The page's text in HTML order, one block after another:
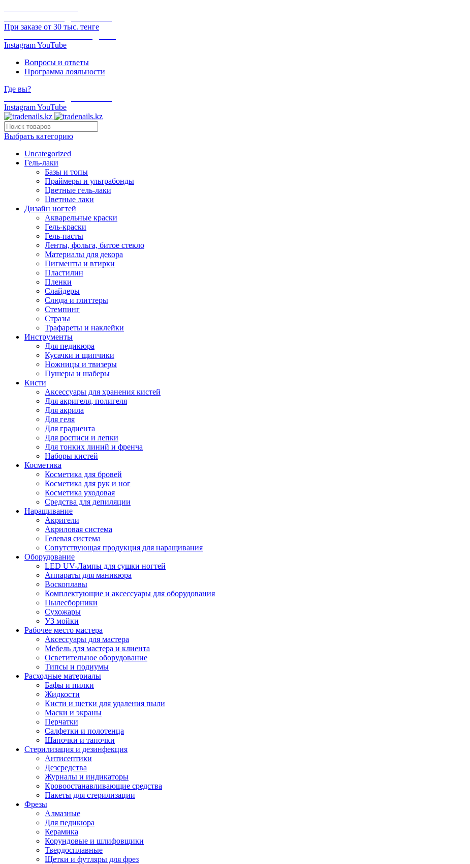
При заказе от 30 тыс. тенге
InstagramYouTube
Вопросы и ответы
Программа лояльности
Где вы?
InstagramYouTube
Выбрать категорию
Uncategorized
Гель-лаки
Базы и топы
Праймеры и ультрабонды
Цветные гель-лаки
Цветные лаки
Дизайн ногтей
Акварельные краски
Гель-краски
Гель-пасты
Ленты, фольга, битое стекло
Материалы для декора
Пигменты и втирки
Пластилин
Пленки
Слайдеры
Слюда и глиттеры
Стемпинг
Стразы
Трафареты и наклейки
Инструменты
Для педикюра
Кусачки и щипчики
Ножницы и твизеры
Пушеры и шаберы
Кисти
Аксессуары для хранения кистей
Для акригеля, полигеля
Для акрила
Для геля
Для градиента
Для росписи и лепки
Для тонких линий и френча
Наборы кистей
Косметика
Косметика для бровей
Косметика для рук и ног
Косметика уходовая
Средства для депиляции
Наращивание
Акригели
Акриловая система
Гелевая система
Сопутствующая продукция для наращивания
Оборудование
LED UV-Лампы для сушки ногтей
Аппараты для маникюра
Воскоплавы
Комплектующие и аксессуары для оборудования
Пылесборники
Сухожары
УЗ мойки
Рабочее место мастера
Аксессуары для мастера
Мебель для мастера и клиента
Осветительное оборудование
Типсы и подиумы
Расходные материалы
Бафы и пилки
Жидкости
Кисти и щетки для удаления пыли
Маски и экраны
Перчатки
Салфетки и полотенца
Шапочки и тапочки
Стерилизация и дезинфекция
Антисептики
Дезсредства
Журналы и индикаторы
Кровоостанавливающие средства
Пакеты для стерилизации
Фрезы
Алмазные
Для педикюра
Керамика
Корундовые и шлифовщики
Твердосплавные
Щетки и футляры для фрез